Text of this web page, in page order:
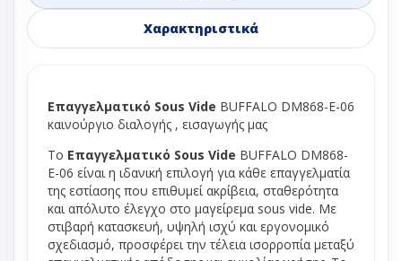
Χαρακτηριστικά
Επαγγελματικό Sous Vide BUFFALO DM868-E-06
καινούργιο διαλογής , εισαγωγής μας
Το Επαγγελματικό Sous Vide BUFFALO DM868-
E-06 είναι η ιδανική επιλογή για κάθε επαγγελματία
της εστίασης που επιθυμεί ακρίβεια, σταθερότητα
και απόλυτο έλεγχο στο μαγείρεμα sous vide. Με
στιβαρή κατασκευή, υψηλή ισχύ και εργονομικό
σχεδιασμό, προσφέρει την τέλεια ισορροπία μεταξύ